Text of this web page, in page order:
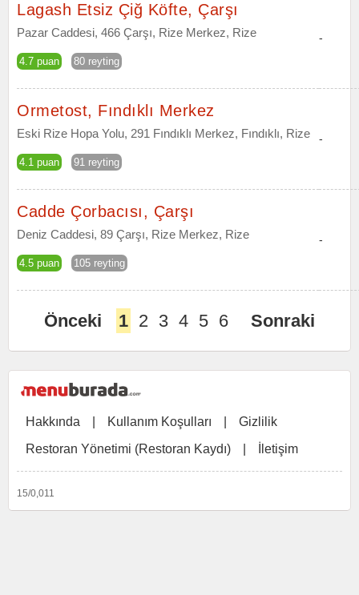
Lagash Etsiz Çiğ Köfte, Çarşı
Pazar Caddesi, 466 Çarşı, Rize Merkez, Rize
4.7 puan 80 reyting
-
Ormetost, Fındıklı Merkez
Eski Rize Hopa Yolu, 291 Fındıklı Merkez, Fındıklı, Rize
4.1 puan 91 reyting
-
Cadde Çorbacısı, Çarşı
Deniz Caddesi, 89 Çarşı, Rize Merkez, Rize
4.5 puan 105 reyting
-
Önceki 1 2 3 4 5 6 Sonraki
Hakkında Kullanım Koşulları
Gizlilik
Restoran Yönetimi (Restoran Kaydı)
İletişim
15/0,011